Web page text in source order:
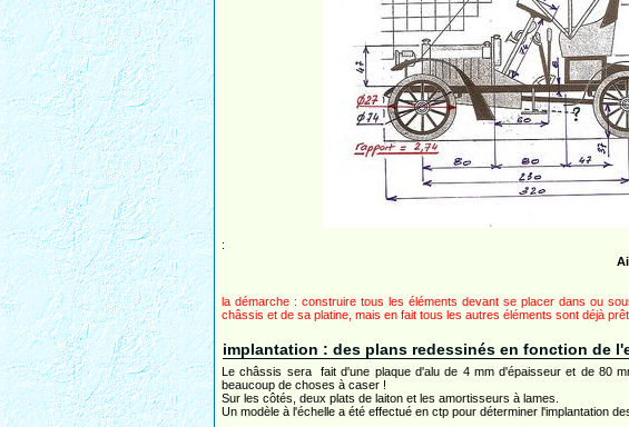
:
la démarche : construire tous les éléments devant se placer dans ou
châssis et de sa platine, mais en fait tous les autres éléments sont déjà
implantation : des plans redessinés en fonction de
Le châssis sera fait d'une plaque d'alu de 4 mm d'épaisseur et de 80
beaucoup de choses à caser !
Sur les côtés, deux plats de laiton et les amortisseurs à lames.
Un modèle à l'échelle a été effectué en ctp pour déterminer l'implantation